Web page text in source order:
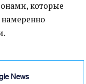
которые
News